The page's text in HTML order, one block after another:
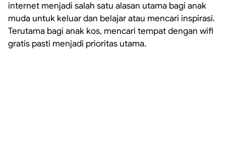
internet menjadi salah satu alasan utama bagi anak
muda untuk keluar dan belajar atau mencari inspirasi.
Terutama bagi anak kos, mencari tempat dengan wifi
gratis pasti menjadi prioritas utama.